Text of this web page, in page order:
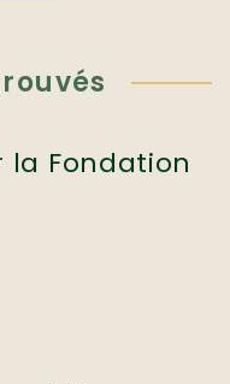
la Fondation